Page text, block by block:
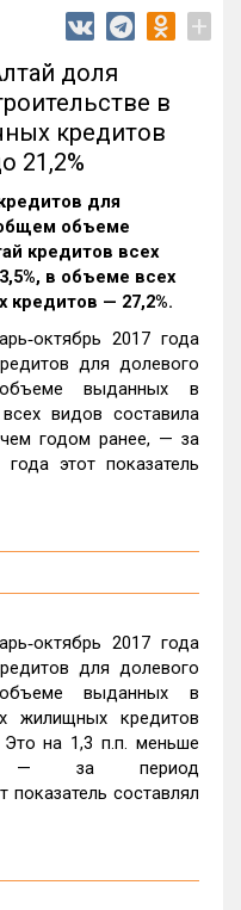
+
доля
в
кредитов
21,2%
для
объеме
кредитов всех
в объеме всех
— 27,2%.
2017 года
для долевого
выданных в
видов составила
годом ранее, — за
этот показатель
2017 года
для долевого
выданных в
жилищных кредитов
Это на 1,3 п.п. меньше
— за период
показатель составлял